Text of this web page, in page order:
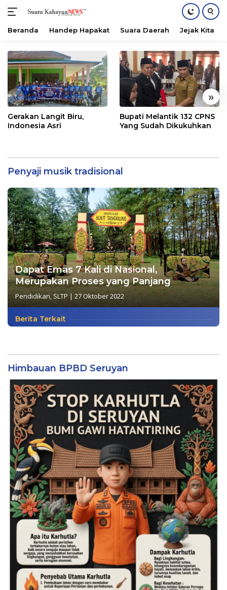
konten
Beranda Handep Hapakat Suara Daerah Jejak Kita
« »
Gerakan Langit Biru,
Indonesia Asri
Bupati Melantik 132 CPNS
Yang Sudah Dikukuhkan
Penyaji musik tradisional
Dapat Emas 7 Kali di Nasional,
Merupakan Proses yang Panjang
Pendidikan,SLTP | 27 Oktober 2022
Berita Terkait
Himbauan BPBD Seruyan